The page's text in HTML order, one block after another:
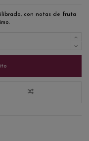
con notas de fruta